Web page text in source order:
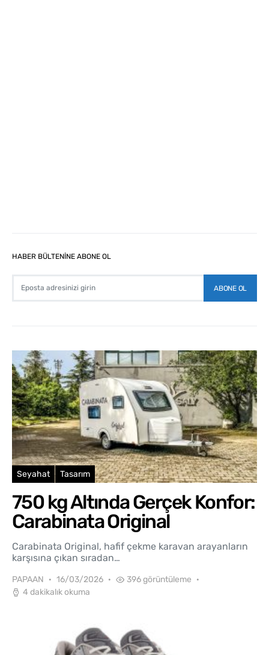
HABER BÜLTENİNE ABONE OL
ABONE OL
Seyahat Tasarım
750 kg Altında Gerçek Konfor:
Carabinata Original
Carabinata Original, hafif çekme karavan arayanların
karşısına çıkan sıradan…
PAPAAN 16/03/2026
396 görüntüleme
4 dakikalık okuma